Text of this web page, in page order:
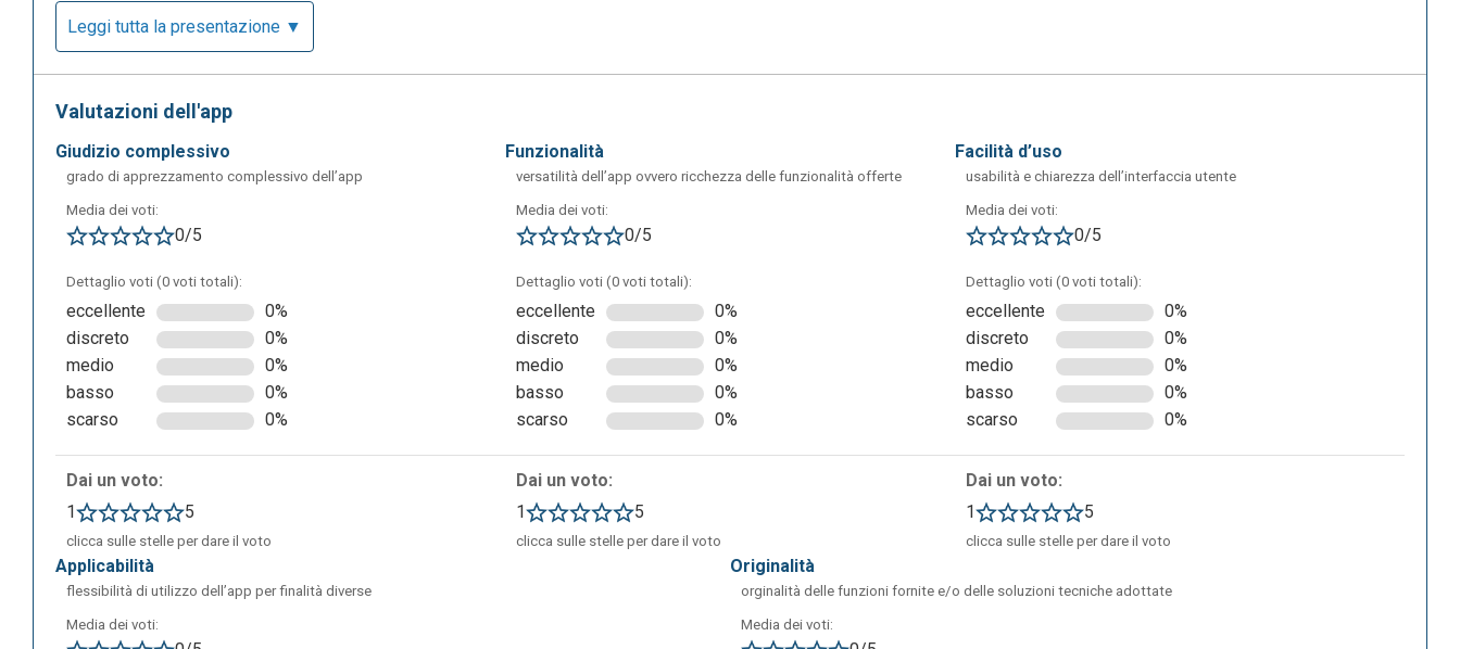
L’applicazione richiede una registrazione obbligatoria e può essere utilizzata attraverso un comune browser.
Leggi tutta la presentazione ▼
Valutazioni dell'app
giudizio complessivo
grado di apprezzamento complessivo dell’app
Media dei voti:
0/5
Dettaglio voti (0 voti totali):
eccellente
0%
discreto
0%
medio
0%
basso
0%
scarso
0%
Dai un voto:
1
5
clicca sulle stelle per dare il voto
funzionalità
versatilità dell’app ovvero ricchezza delle funzionalità offerte
Media dei voti:
0/5
Dettaglio voti (0 voti totali):
eccellente
0%
discreto
0%
medio
0%
basso
0%
scarso
0%
Dai un voto:
1
5
clicca sulle stelle per dare il voto
facilità d’uso
usabilità e chiarezza dell’interfaccia utente
Media dei voti:
0/5
Dettaglio voti (0 voti totali):
eccellente
0%
discreto
0%
medio
0%
basso
0%
scarso
0%
Dai un voto:
1
5
clicca sulle stelle per dare il voto
applicabilità
flessibilità di utilizzo dell’app per finalità diverse
Media dei voti:
originalità
orginalità delle funzioni fornite e/o delle soluzioni tecniche adottate
Media dei voti: